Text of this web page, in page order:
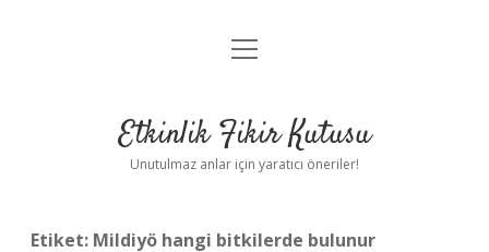
Anasayfa
Yasal Uyarı
menüyü
Etkinlik Fikir Kutusu
Unutulmaz anlar için yaratıcı öneriler!
Etiket: Mildiyö hangi bitkilerde bulunur